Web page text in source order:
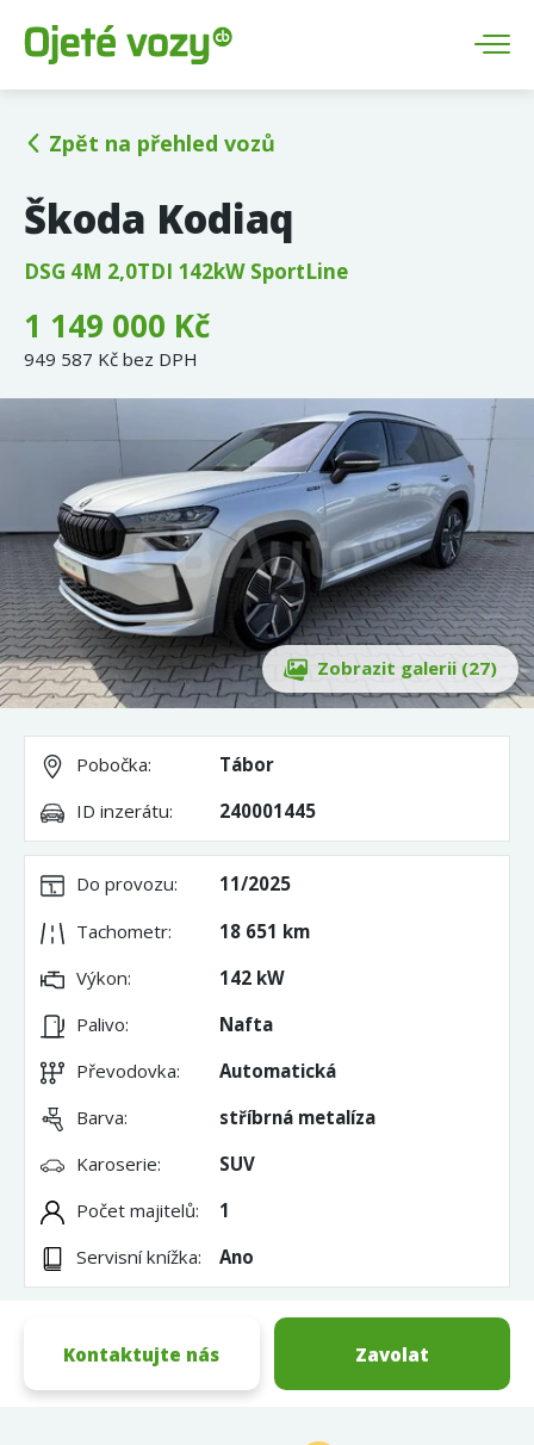
Zpět na přehled vozů
Škoda Kodiaq
DSG 4M 2,0TDI 142kW SportLine
1 149 000 Kč
949 587 Kč bez DPH
Pobočka:
Tábor
ID inzerátu:
240001445
Do provozu:
11/2025
Tachometr:
18 651 km
Výkon:
142 kW
Palivo:
Nafta
Převodovka:
Automatická
Barva:
stříbrná metalíza
Karoserie:
SUV
Počet majitelů:
1
Servisní knížka:
Ano
Zobrazit galerii (27)
Kontaktujte nás Zavolat